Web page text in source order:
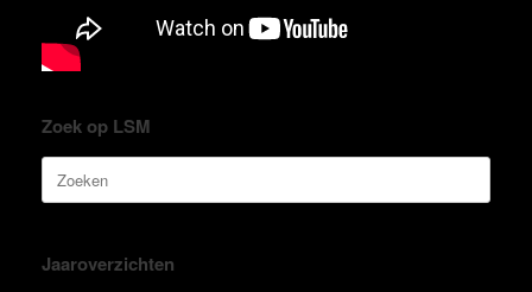
Zoek op LSM
Zoeken
naar:
Jaaroverzichten